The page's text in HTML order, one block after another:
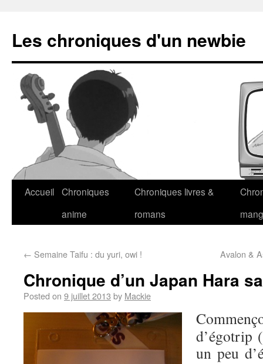
Les chroniques d'un newbie
Accueil Chroniques
anime
Chroniques livres &
romans
← Semaine Taifu : du yuri, owi ! Avalon &
Chronique d’un Japan Hara
Posted on 9 juillet 2013 by Mackie
d’égotrip
un peu